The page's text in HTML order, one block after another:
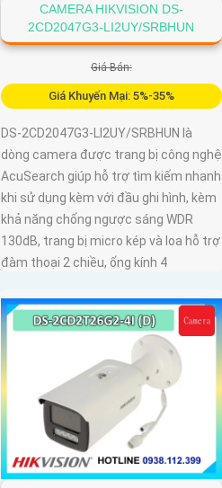
CAMERA HIKVISION DS-
2CD2047G3-LI2UY/SRBHUN
Giá Bán:
Giá Khuyến Mại: 5%-35%
DS-2CD2047G3-LI2UY/SRBHUN là
dòng camera được trang bị công nghệ
AcuSearch giúp hỗ trợ tìm kiếm nhanh
khi sử dụng kèm với đầu ghi hình, kèm
khả năng chống ngược sáng WDR
130dB, trang bị micro kép và loa hỗ trợ
đàm thoại 2 chiều, ống kính 4